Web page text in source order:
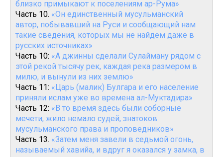
близко примыкают к поселениям ар-Рума»
Часть 10. «Он единственный мусульманский
автор, побывавший на Руси и сообщающий нам
такие сведения, которых мы не найдем даже в
русских источниках»
Часть 10: «А джинны сделали Сулайману рядом с
этой рекой тысячу рек, каждая река размером в
милю, и вынули из них землю»
Часть 11: «Царь (малик) Булгара и его население
приняли ислам уже во времена ал-Муктадира»
Часть 12: «В то время здесь были соборные
мечети, жило немало судей, знатоков
мусульманского права и проповедников»
Часть 13. «Затем меня завели в седьмой огонь,
называемый хавийа, и вдруг я оказался у замка, в